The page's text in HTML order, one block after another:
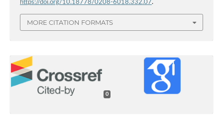
https://doi.org/10.18778/0208-6018.332.07.
MORE CITATION FORMATS
0